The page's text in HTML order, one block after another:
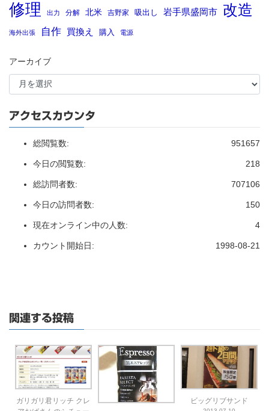
修理 出力 分解 北米 吉野家 吸出し 岩手県盛岡市 改造
海外出張 自作 買換え 購入 電源
アーカイブ
アクセスカウンタ
951657
総閲覧数:
218
今日の閲覧数:
707106
総訪問者数:
150
今日の訪問者数:
4
現在オンライン中の人数:
1998-08-21
カウント開始日:
関連する投稿
ガリガリ君リッチ クレ
ビッグリブサンド